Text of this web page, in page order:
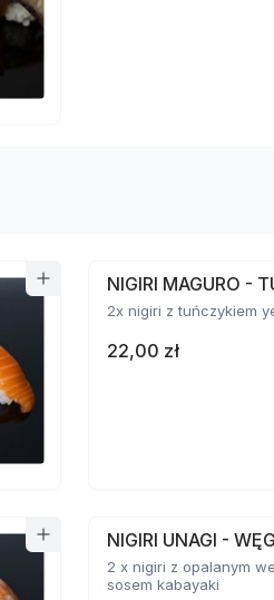
NIGIRI MAGURO -
2x nigiri z tuńczykiem
22,00 zł
NIGIRI UNAGI -
2 x nigiri z opalanym
sosem kabayaki